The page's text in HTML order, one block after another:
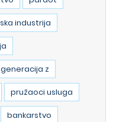
industrija
generacija z
pružaoci usluga
bankarstvo